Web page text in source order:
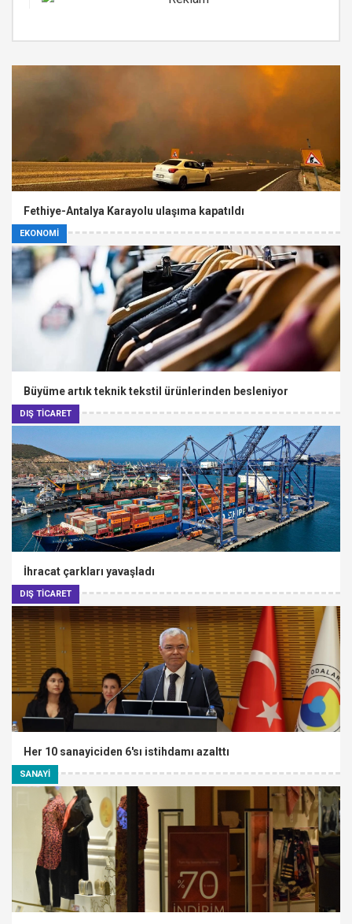
EKONOMİ
Fethiye-Antalya Karayolu ulaşıma kapatıldı
DIŞ TİCARET
Büyüme artık teknik tekstil ürünlerinden besleniyor
DIŞ TİCARET
İhracat çarkları yavaşladı
SANAYİ
Her 10 sanayiciden 6'sı istihdamı azalttı